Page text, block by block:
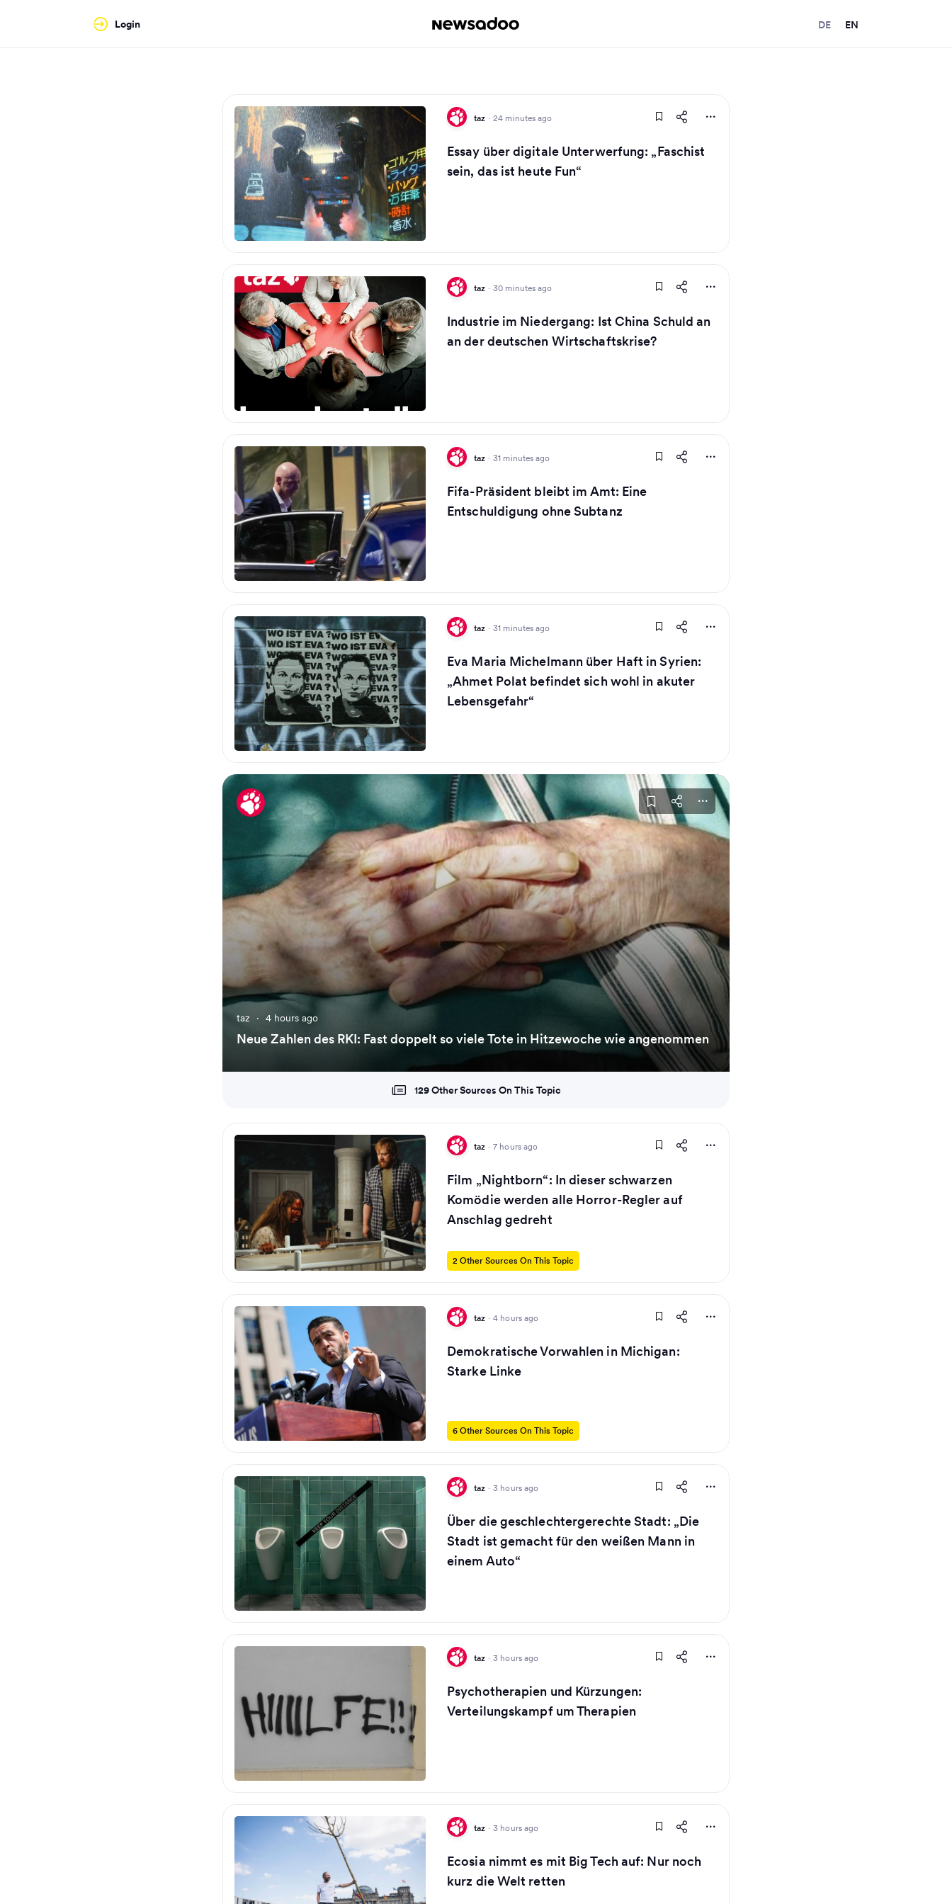
Login DE EN
taz · 24 minutes ago
Essay über digitale Unterwerfung: „Faschist
sein, das ist heute Fun“
taz · 30 minutes ago
Industrie im Niedergang: Ist China Schuld an
an der deutschen Wirtschaftskrise?
taz · 31 minutes ago
Fifa-Präsident bleibt im Amt: Eine
Entschuldigung ohne Subtanz
taz · 31 minutes ago
Eva Maria Michelmann über Haft in Syrien:
„Ahmet Polat befindet sich wohl in akuter
Lebensgefahr“
taz · 4 hours ago
Neue Zahlen des RKI: Fast doppelt so viele Tote in Hitzewoche wie angenommen
129 Other Sources On This Topic
taz · 7 hours ago
Film „Nightborn“: In dieser schwarzen
Komödie werden alle Horror-Regler auf
Anschlag gedreht
2 Other Sources On This Topic
taz · 4 hours ago
Demokratische Vorwahlen in Michigan:
Starke Linke
6 Other Sources On This Topic
taz · 3 hours ago
Über die geschlechtergerechte Stadt: „Die
Stadt ist gemacht für den weißen Mann in
einem Auto“
taz · 3 hours ago
Psychotherapien und Kürzungen:
Verteilungskampf um Therapien
taz · 3 hours ago
Ecosia nimmt es mit Big Tech auf: Nur noch
kurz die Welt retten